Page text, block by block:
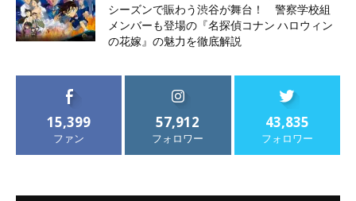
シーズンで賑わう渋谷が舞台！ 警察学校組
メンバーも登場の『名探偵コナン ハロウィン
の花嫁』の魅力を徹底解説
15,399
ファン
57,912
フォロワー
43,835
フォロワー